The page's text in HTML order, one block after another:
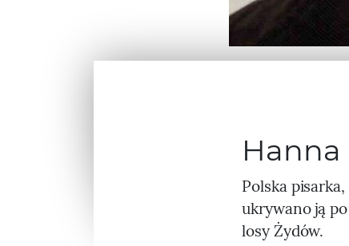
Hanna
Polska
ukrywano ją
losy Żydów.